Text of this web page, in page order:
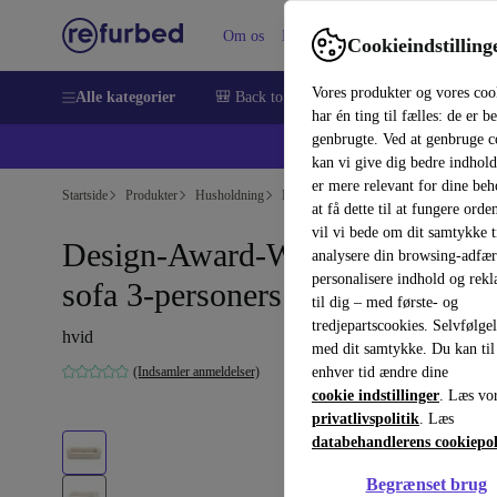
Vores produkter og vores
har én ting til fælles: de er
genbrugte. Ved at genbruge
kan vi give dig bedre
er mere relevant for dine
at få dette til at fungere
vil vi bede om dit samtykke
analysere din browsing-
personalisere indhold og
til dig – med første- og
tredjepartscookies.
med dit samtykke. Du kan til
enhver tid ændre dine
cookie indstillinger. Læs
privatlivspolitik. Læs
databehandlerens
Begrænset brug
Om os Hjælp
Alle kategorier 🎒 Back to school Smartphones
💻
Startside Produkter Husholdning Møbler
Design-Award-Winning Paula
sofa 3-personers Maya Cream
hvid
(Indsamler anmeldelser)